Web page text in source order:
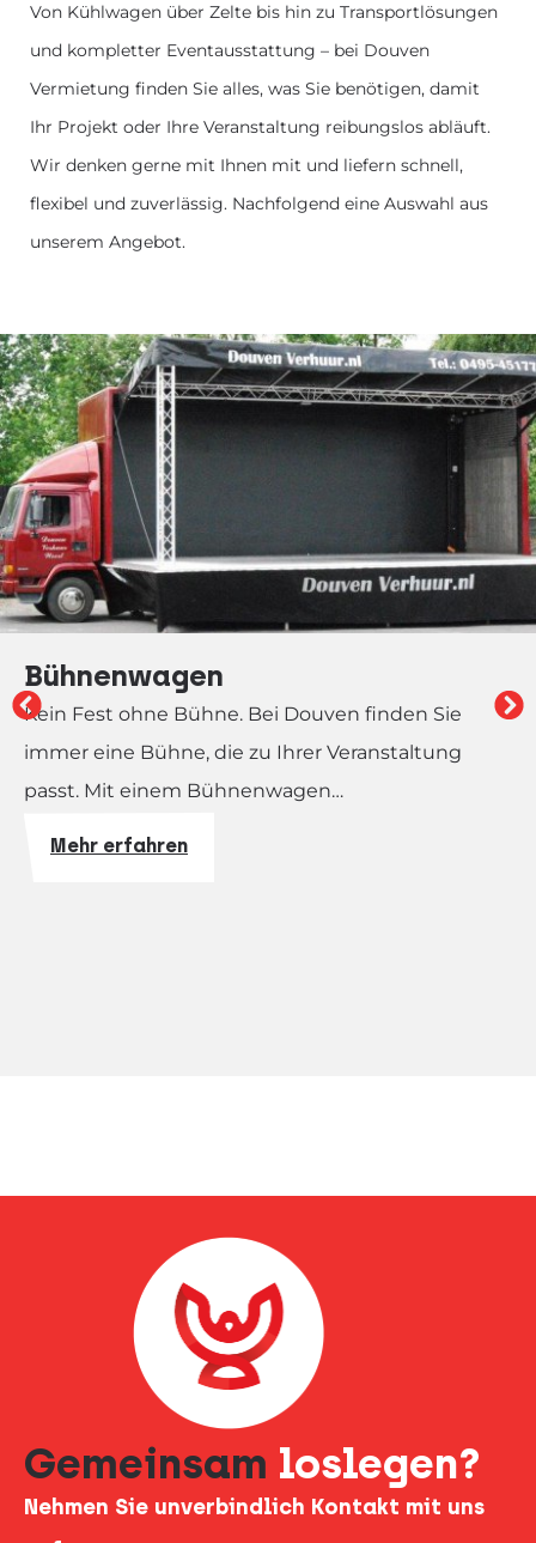
Von Kühlwagen über Zelte bis hin zu Transportlösungen
und kompletter Eventausstattung – bei Douven
Vermietung finden Sie alles, was Sie benötigen, damit
Ihr Projekt oder Ihre Veranstaltung reibungslos abläuft.
Wir denken gerne mit Ihnen mit und liefern schnell,
flexibel und zuverlässig. Nachfolgend eine Auswahl aus
unserem Angebot.
Bühnenwagen
Kein Fest ohne Bühne. Bei Douven finden Sie
immer eine Bühne, die zu Ihrer Veranstaltung
passt. Mit einem Bühnenwagen…
Mehr erfahren
Gemeinsam loslegen?
Nehmen Sie unverbindlich Kontakt mit uns